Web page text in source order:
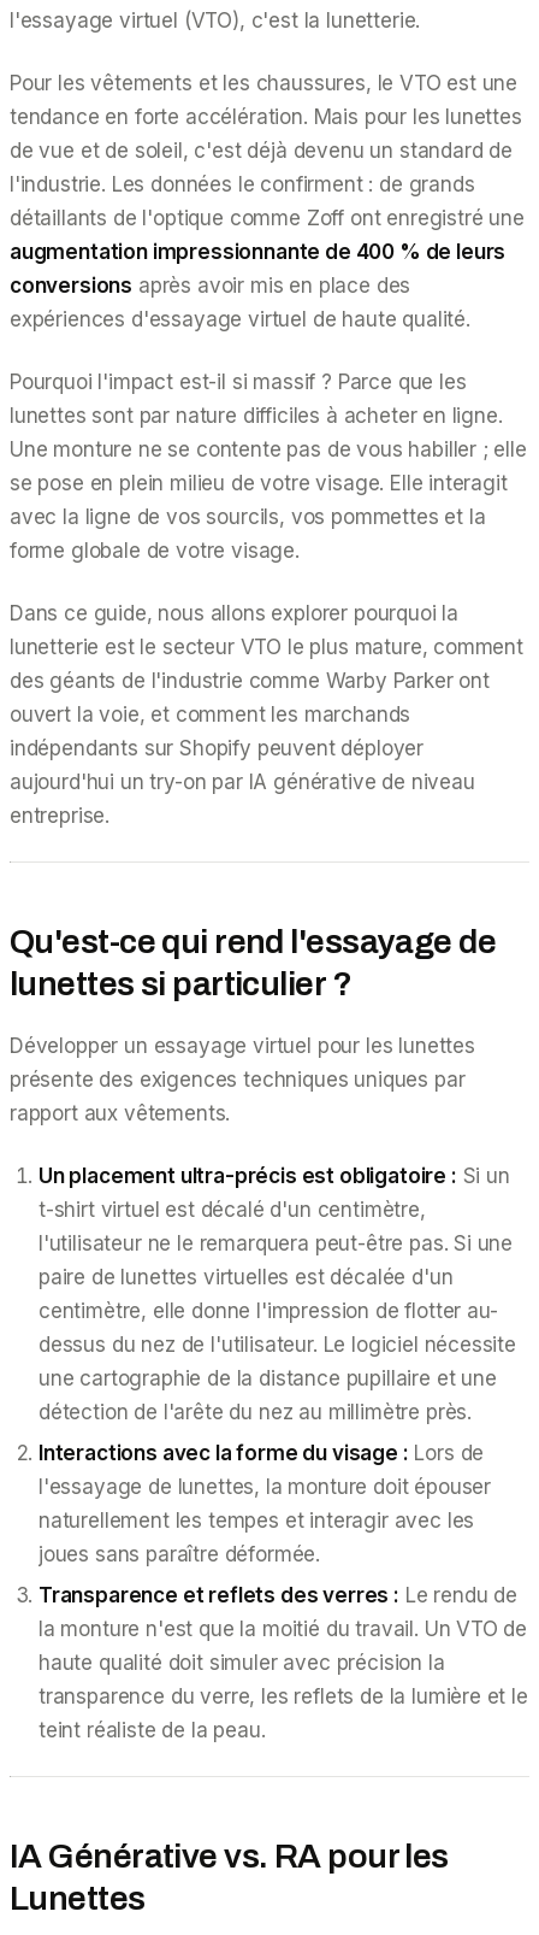
l'essayage virtuel (VTO), c'est la lunetterie.
Pour les vêtements et les chaussures, le VTO est une
tendance en forte accélération. Mais pour les lunettes
de vue et de soleil, c'est déjà devenu un standard de
l'industrie. Les données le confirment : de grands
détaillants de l'optique comme Zoff ont enregistré une
augmentation impressionnante de 400 % de leurs
conversions après avoir mis en place des
expériences d'essayage virtuel de haute qualité.
Pourquoi l'impact est-il si massif ? Parce que les
lunettes sont par nature difficiles à acheter en ligne.
Une monture ne se contente pas de vous habiller ; elle
se pose en plein milieu de votre visage. Elle interagit
avec la ligne de vos sourcils, vos pommettes et la
forme globale de votre visage.
Dans ce guide, nous allons explorer pourquoi la
lunetterie est le secteur VTO le plus mature, comment
des géants de l'industrie comme Warby Parker ont
ouvert la voie, et comment les marchands
indépendants sur Shopify peuvent déployer
aujourd'hui un try-on par IA générative de niveau
entreprise.
Qu'est-ce qui rend l'essayage de
lunettes si particulier ?
Développer un essayage virtuel pour les lunettes
présente des exigences techniques uniques par
rapport aux vêtements.
Un placement ultra-précis est obligatoire : Si un
t-shirt virtuel est décalé d'un centimètre,
l'utilisateur ne le remarquera peut-être pas. Si une
paire de lunettes virtuelles est décalée d'un
centimètre, elle donne l'impression de flotter au-
dessus du nez de l'utilisateur. Le logiciel nécessite
une cartographie de la distance pupillaire et une
détection de l'arête du nez au millimètre près.
Interactions avec la forme du visage : Lors de
l'essayage de lunettes, la monture doit épouser
naturellement les tempes et interagir avec les
joues sans paraître déformée.
Transparence et reflets des verres : Le rendu de
la monture n'est que la moitié du travail. Un VTO de
haute qualité doit simuler avec précision la
transparence du verre, les reflets de la lumière et le
teint réaliste de la peau.
IA Générative vs. RA pour les
Lunettes